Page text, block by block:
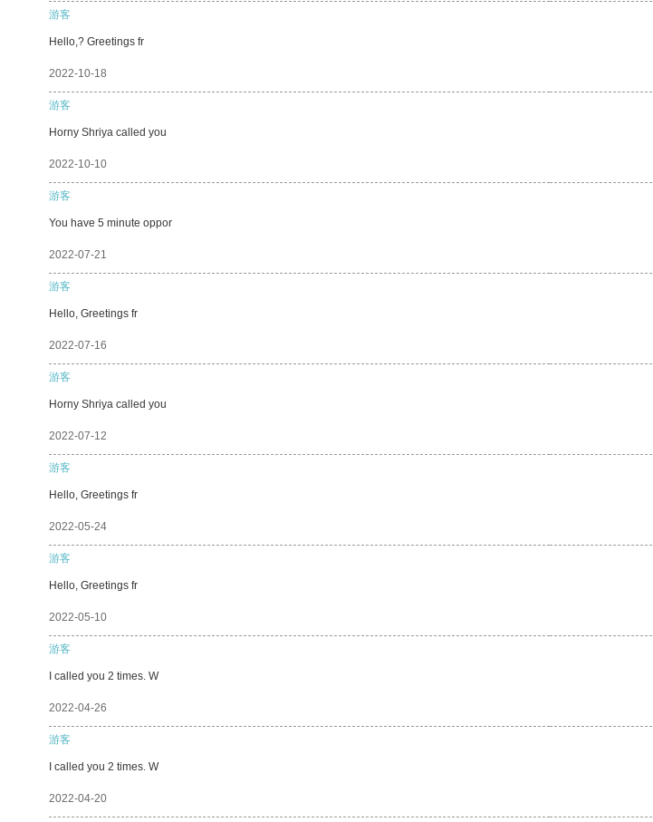
游客
Hello,? Greetings fr
2022-10-18
游客
Horny Shriya called you
2022-10-10
游客
You have 5 minute oppor
2022-07-21
游客
Hello, Greetings fr
2022-07-16
游客
Horny Shriya called you
2022-07-12
游客
Hello, Greetings fr
2022-05-24
游客
Hello, Greetings fr
2022-05-10
游客
I called you 2 times. W
2022-04-26
游客
I called you 2 times. W
2022-04-20